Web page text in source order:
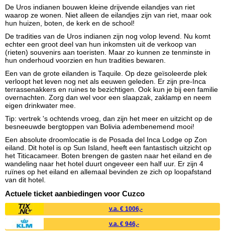
De Uros indianen bouwen kleine drijvende eilandjes van riet
waarop ze wonen. Niet alleen de eilandjes zijn van riet, maar ook
hun huizen, boten, de kerk en de school!
De tradities van de Uros indianen zijn nog volop levend. Nu komt
echter een groot deel van hun inkomsten uit de verkoop van
(rieten) souvenirs aan toeristen. Maar zo kunnen ze tenminste in
hun onderhoud voorzien en hun tradities bewaren.
Een van de grote eilanden is Taquile. Op deze geïsoleerde plek
verloopt het leven nog net als eeuwen geleden. Er zijn pre-Inca
terrassenakkers en ruines te bezichtigen. Ook kun je bij een familie
overnachten. Zorg dan wel voor een slaapzak, zaklamp en neem
eigen drinkwater mee.
Tip: vertrek 's ochtends vroeg, dan zijn het meer en uitzicht op de
besneeuwde bergtoppen van Bolivia adembenemend mooi!
Een absolute droomlocatie is de Posada del Inca Lodge op Zon
eiland. Dit hotel is op Sun Island, heeft een fantastisch uitzicht op
het Titicacameer. Boten brengen de gasten naar het eiland en de
wandeling naar het hotel duurt ongeveer een half uur. Er zijn 4
ruïnes op het eiland en allemaal bevinden ze zich op loopafstand
van dit hotel.
Actuele ticket aanbiedingen voor Cuzco
v.a. € 1006,-
v.a. € 946,-